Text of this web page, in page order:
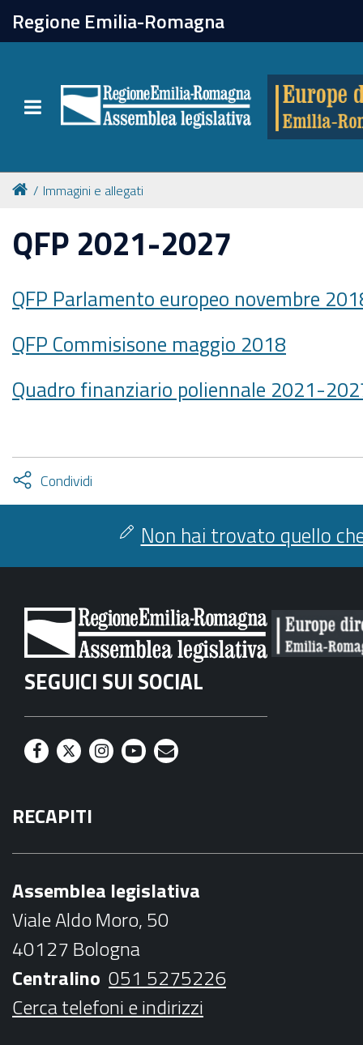
Regione Emilia-Romagna
Toggle navigation
chiudi
Attività
Formazione
Eventi
Newsletter
Immagini e allegati
QFP 2021-2027
QFP Parlamento europeo novembre
QFP Commisisone maggio 2018
Quadro finanziario poliennale 2021-
Condividi
facebook
twitter
Attiva
condividi
Non hai trovato quello
SEGUICI SUI SOCIAL
F
c
e
k
T
i
t
I
t
a
m
Y
t
b
e
M
l
RECAPITI
Assemblea legislativa
Viale Aldo Moro, 50
40127 Bologna
Centralino 051 5275226
Cerca telefoni e indirizzi